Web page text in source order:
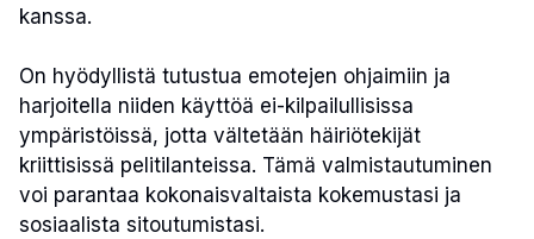
kanssa.
On hyödyllistä tutustua emotejen ohjaimiin ja
harjoitella niiden käyttöä ei-kilpailullisissa
ympäristöissä, jotta vältetään häiriötekijät
kriittisissä pelitilanteissa. Tämä valmistautuminen
voi parantaa kokonaisvaltaista kokemustasi ja
sosiaalista sitoutumistasi.